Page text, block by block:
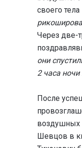
своего
Через две-
они
2 часа
После
воздушных
Шевцов в